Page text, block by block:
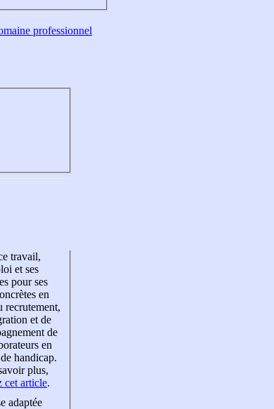
professionnel
travail,
et ses
pour ses
en
recrutement,
et de
de
en
handicap.
plus,
cet article.
adaptée